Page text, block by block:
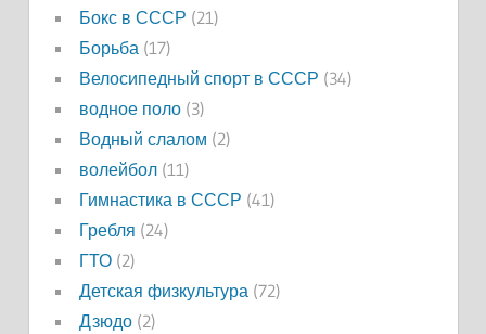
Бокс в СССР (21)
Борьба(17)
Велосипедный спорт в СССР (34)
водное поло(3)
Водный слалом (2)
волейбол(11)
Гимнастика в СССР (41)
Гребля (24)
ГТО(2)
Детская физкультура(72)
Дзюдо(2)